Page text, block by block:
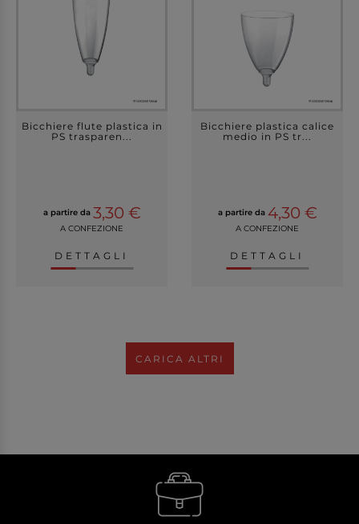
Bicchiere flute plastica in
PS trasparen...
a partire da 3,30 €
A CONFEZIONE
DETTAGLI
Bicchiere plastica calice
medio in PS tr...
a partire da 4,30 €
A CONFEZIONE
DETTAGLI
CARICA ALTRI